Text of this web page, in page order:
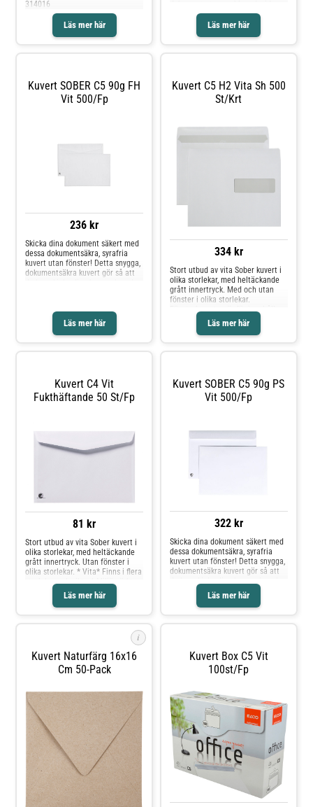
Läs mer här
314016
Läs mer här
har ett grått innertryck som gör
att det inte går att se igenom det.
Kuvertet är syrafritt. - Syrafritt -
Kuvert SOBER C5 90g FH
Vit 500/fp
236 kr
Läs mer här
Skicka dina dokument säkert med
dessa dokumentsäkra, syrafria
kuvert utan fönster! Detta snygga,
dokumentsäkra kuvert gör så att
att det inte går att se igenom det.
Kuvertet är syrafritt! - Syrafritt -
Fukthäftande - Inget fönster -
Kuvert C5 H2 Vita Sh 500
St/krt
334 kr
Läs mer här
Stort utbud av vita Sober kuvert i
olika storlekar, med heltäckande
grått innertryck. Med och utan
fönster i olika storlekar.
Fönsterkuverten är för innehåll
som är färdigt adresserat,
praktiskt och enkelt.* Vit* Finns i
flera storlekar* Självhäftande*
Kuvert C4 Vit
Fukthäftande 50 St/fp
81 kr
Läs mer här
Stort utbud av vita Sober kuvert i
olika storlekar, med heltäckande
grått innertryck. Utan fönster i
olika storlekar. * Vita* Finns i flera
Svanen Licnr: 2041 0927
Kuvert SOBER C5 90g PS
Vit 500/fp
322 kr
Läs mer här
Skicka dina dokument säkert med
dessa dokumentsäkra, syrafria
kuvert utan fönster! Detta snygga,
dokumentsäkra kuvert gör så att
dokument utan problem. Insidan
har ett grått innertryck som gör
att det inte går att se igenom det.
30410742
i
Kuvert Naturfärg 16x16
Cm 50-Pack
Kuvert Box C5 Vit
100st/fp